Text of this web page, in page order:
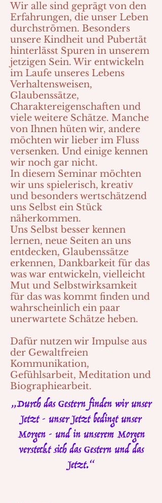
Wir alle sind geprägt von den
Erfahrungen, die unser Leben
durchströmen. Besonders
unsere Kindheit und Pubertät
hinterlässt Spuren in unserem
jetzigen Sein. Wir entwickeln
im Laufe unseres Lebens
Verhaltensweisen,
Glaubenssätze,
Charaktereigenschaften und
viele weitere Schätze. Manche
von Ihnen hüten wir, andere
möchten wir lieber im Fluss
versenken. Und einige kennen
wir noch gar nicht.
In diesem Seminar möchten
wir uns spielerisch, kreativ
und besonders wertschätzend
uns Selbst ein Stück
näherkommen.
Uns Selbst besser kennen
lernen, neue Seiten an uns
entdecken, Glaubenssätze
erkennen, Dankbarkeit für das
was war entwickeln, vielleicht
Mut und Selbstwirksamkeit
für das was kommt finden und
wahrscheinlich ein paar
unerwartete Schätze heben.
Dafür nutzen wir Impulse aus
der Gewaltfreien
Kommunikation,
Gefühlsarbeit, Meditation und
Biographiearbeit.
„Durch das Gestern finden wir unser
Jetzt - unser Jetzt bedingt unser
Morgen - und in unserem Morgen
versteckt sich das Gestern und das
Jetzt.“